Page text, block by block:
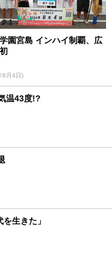
園宮島 インハイ制覇、広
8月4日)
温43度!?
生きた」